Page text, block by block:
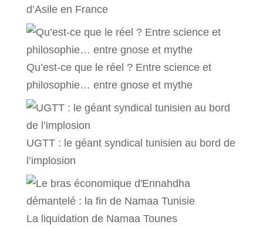
d’Asile en France
Qu’est-ce que le réel ? Entre science et
philosophie… entre gnose et mythe
UGTT : le géant syndical tunisien au bord de
l’implosion
La liquidation de Namaa Tounes